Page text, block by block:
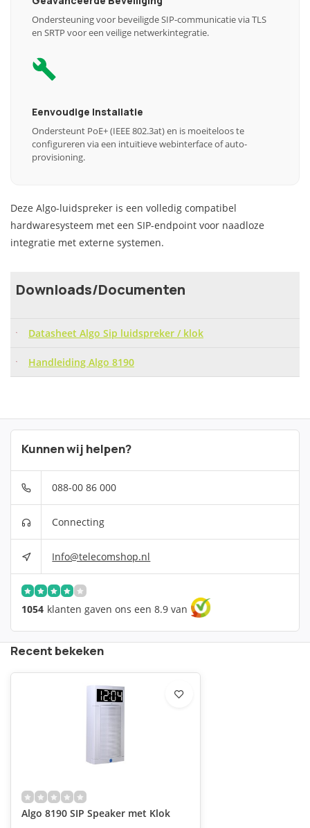
Ondersteuning voor beveiligde SIP-communicatie via TLS
en SRTP voor een veilige netwerkintegratie.
Eenvoudige Installatie
Ondersteunt PoE+ (IEEE 802.3at) en is moeiteloos te
configureren via een intuïtieve webinterface of auto-
provisioning.
Deze Algo-luidspreker is een volledig compatibel
hardwaresysteem met een SIP-endpoint voor naadloze
integratie met externe systemen.
Downloads/Documenten
Datasheet Algo Sip luidspreker / klok
Handleiding Algo 8190
Kunnen wij helpen?
088-00 86 000
Connecting
Info@telecomshop.nl
1054 klanten gaven ons een 8.9 van
Recent bekeken
Algo 8190 SIP Speaker met Klok